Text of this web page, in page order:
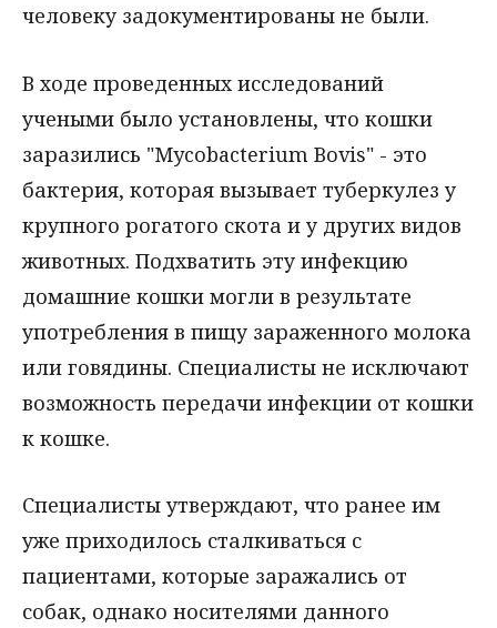
человеку задокументированы не были.
В ходе проведенных исследований
учеными было установлены, что кошки
заразились "Mycobacterium Bovis" - это
бактерия, которая вызывает туберкулез у
крупного рогатого скота и у других видов
животных. Подхватить эту инфекцию
домашние кошки могли в результате
употребления в пищу зараженного молока
или говядины. Специалисты не исключают
возможность передачи инфекции от кошки
к кошке.
Специалисты утверждают, что ранее им
уже приходилось сталкиваться с
пациентами, которые заражались от
собак, однако носителями данного